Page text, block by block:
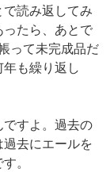
読み返してみ
ったら、あとで
って未完成品だ
も繰り返し
ですよ。過去の
去にエールを
。